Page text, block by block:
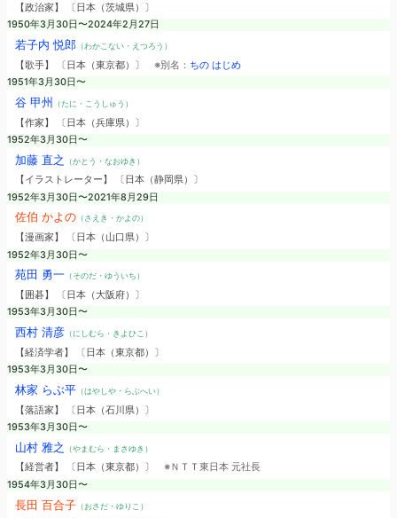
【政治家】 〔日本（茨城県）〕
1950年3月30日〜2024年2月27日
若子内 悦郎（わかこない・えつろう）
【歌手】 〔日本（東京都）〕 ※別名： ちの はじめ
1951年3月30日〜
谷 甲州 （たに・こうしゅう）
【作家】 〔日本（兵庫県）〕
1952年3月30日〜
加藤 直之 （かとう・なおゆき）
【イラストレーター】 〔日本（静岡県）〕
1952年3月30日〜2021年8月29日
佐伯 かよの（さえき・かよの）
【漫画家】 〔日本（山口県）〕
1952年3月30日〜
苑田 勇一（そのだ・ゆういち）
【囲碁】 〔日本（大阪府）〕
1953年3月30日〜
西村 清彦（にしむら・きよひこ）
【経済学者】 〔日本（東京都）〕
1953年3月30日〜
林家 らぶ平（はやしや・らぶへい）
【落語家】 〔日本（石川県）〕
1953年3月30日〜
山村 雅之 （やまむら・まさゆき）
【経営者】 〔日本（東京都）〕 ※ＮＴＴ東日本 元社長
1954年3月30日〜
長田 百合子（おさだ・ゆりこ）